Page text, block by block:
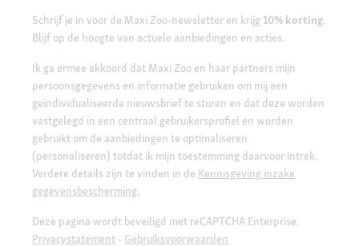
Schrijf je in voor de Maxi Zoo-newsletter en krijg 10% korting.
Blijf op de hoogte van actuele aanbiedingen en acties.
Ik ga ermee akkoord dat Maxi Zoo en haar partners mijn
persoonsgegevens en informatie gebruiken om mij een
geïndividualiseerde nieuwsbrief te sturen en dat deze worden
vastgelegd in een centraal gebruikersprofiel en worden
gebruikt om de aanbiedingen te optimaliseren
(personaliseren) totdat ik mijn toestemming daarvoor intrek.
Verdere details zijn te vinden in de Kennisgeving inzake
gegevensbescherming.
Deze pagina wordt beveiligd met reCAPTCHA Enterprise.
Privacystatement - Gebruiksvoorwaarden